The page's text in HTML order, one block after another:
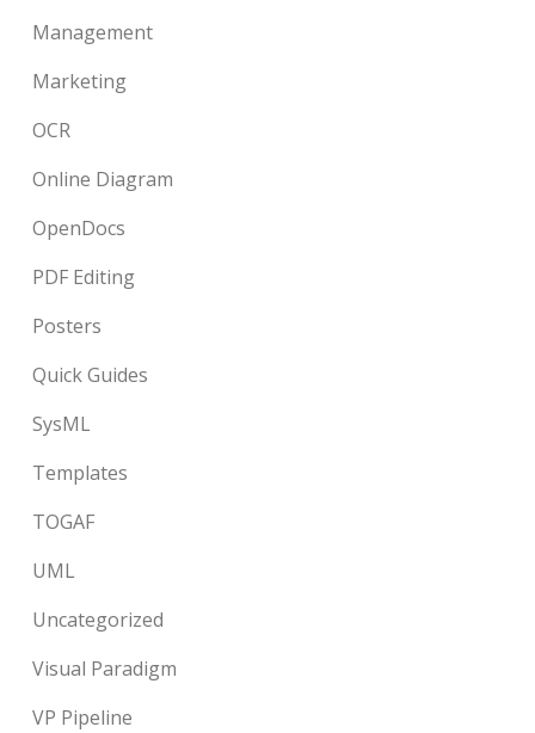
Management
Marketing
OCR
Online Diagram
OpenDocs
PDF Editing
Posters
Quick Guides
SysML
Templates
TOGAF
UML
Uncategorized
Visual Paradigm
VP Pipeline